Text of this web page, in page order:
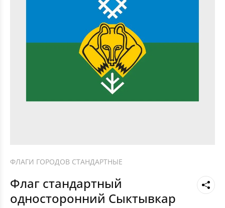
ФЛАГИ ГОРОДОВ СТАНДАРТНЫЕ
Флаг стандартный
односторонний Сыктывкар